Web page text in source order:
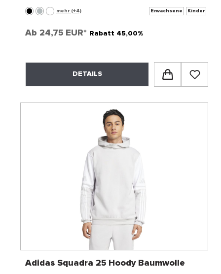
mehr (+4) Erwachsene Kinder
Ab 24,75 EUR* Rabatt 45,00%
DETAILS
Adidas Squadra 25 Hoody Baumwolle